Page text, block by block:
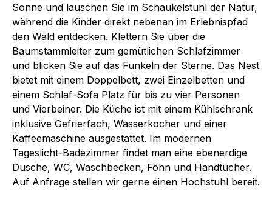
Sonne und lauschen Sie im Schaukelstuhl der Natur,
während die Kinder direkt nebenan im Erlebnispfad
den Wald entdecken. Klettern Sie über die
Baumstammleiter zum gemütlichen Schlafzimmer
und blicken Sie auf das Funkeln der Sterne. Das Nest
bietet mit einem Doppelbett, zwei Einzelbetten und
einem Schlaf-Sofa Platz für bis zu vier Personen
und Vierbeiner. Die Küche ist mit einem Kühlschrank
inklusive Gefrierfach, Wasserkocher und einer
Kaffeemaschine ausgestattet. Im modernen
Tageslicht-Badezimmer findet man eine ebenerdige
Dusche, WC, Waschbecken, Föhn und Handtücher.
Auf Anfrage stellen wir gerne einen Hochstuhl bereit.